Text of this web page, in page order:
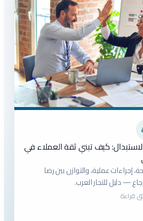
كيف تبني ثقة العملاء في
عملية، والتوازن بين رضا
— دليل للتجار العرب.